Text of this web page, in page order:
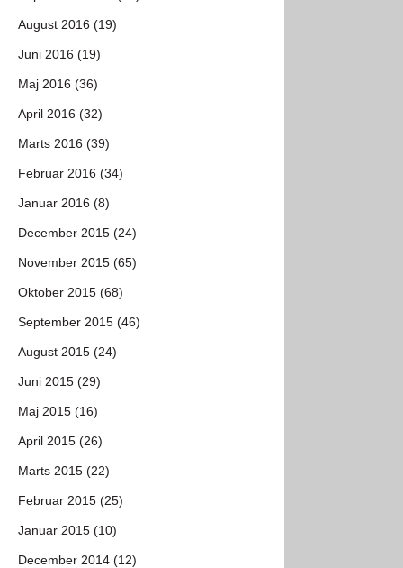
August 2016 (19)
Juni 2016 (19)
Maj 2016 (36)
April 2016 (32)
Marts 2016 (39)
Februar 2016 (34)
Januar 2016 (8)
December 2015 (24)
November 2015 (65)
Oktober 2015 (68)
September 2015 (46)
August 2015 (24)
Juni 2015 (29)
Maj 2015 (16)
April 2015 (26)
Marts 2015 (22)
Februar 2015 (25)
Januar 2015 (10)
December 2014 (12)